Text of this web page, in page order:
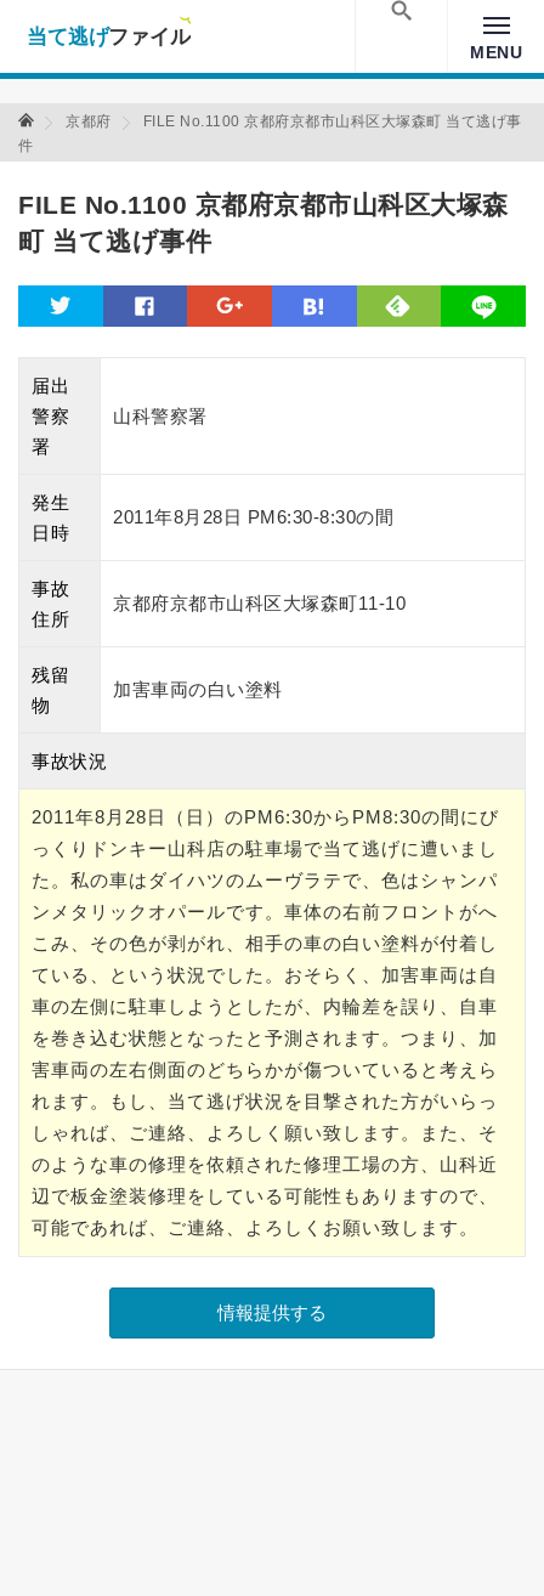
Warning: Undefined array key "amp" in
/home/xs157036/moon-
cross.com/public_html/wp/wp-content/themes/crossmastery-
MENU
当て逃げファイル 当て逃げファイル
京都府
FILE No.1100 京都府京都市山科区大塚森町 当て逃げ事
件
FILE No.1100 京都府京都市山科区大塚森
町 当て逃げ事件
facebook line
届出
警察
署
山科警察署
発生
日時
2011年8月28日 PM6:30-8:30の間
事故
住所
京都府京都市山科区大塚森町11-10
残留
物
加害車両の白い塗料
事故状況
2011年8月28日（日）のPM6:30からPM8:30の間にび
っくりドンキー山科店の駐車場で当て逃げに遭いまし
た。私の車はダイハツのムーヴラテで、色はシャンパ
ンメタリックオパールです。車体の右前フロントがへ
こみ、その色が剥がれ、相手の車の白い塗料が付着し
ている、という状況でした。おそらく、加害車両は自
車の左側に駐車しようとしたが、内輪差を誤り、自車
を巻き込む状態となったと予測されます。つまり、加
害車両の左右側面のどちらかが傷ついていると考えら
れます。もし、当て逃げ状況を目撃された方がいらっ
しゃれば、ご連絡、よろしく願い致します。また、そ
のような車の修理を依頼された修理工場の方、山科近
辺で板金塗装修理をしている可能性もありますので、
可能であれば、ご連絡、よろしくお願い致します。